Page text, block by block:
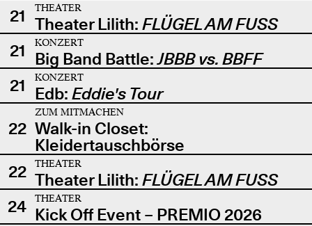
21
THEATER
Theater Lilith: FLÜGEL AM FUSS
21
KONZERT
Big Band Battle:JBBB vs. BBFF
21
KONZERT
Edb: Eddie's Tour
22
ZUM MITMACHEN
Walk-in Closet:
Kleidertauschbörse
22
THEATER
Theater Lilith: FLÜGEL AM FUSS
24
THEATER
Kick Off Event – PREMIO 2026